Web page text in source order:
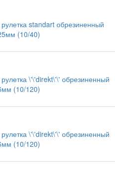
standart обрезиненный
(10/40)
\'\'direkt\'\' обрезиненный
(10/120)
\'\'direkt\'\' обрезиненный
(10/120)